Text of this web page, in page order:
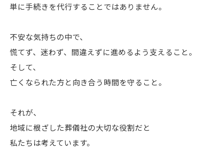
単に手続きを代行することではありません。
不安な気持ちの中で、
慌てず、迷わず、間違えずに進めるよう支えること。
そして、
亡くなられた方と向き合う時間を守ること。
それが、
地域に根ざした葬儀社の大切な役割だと
私たちは考えています。